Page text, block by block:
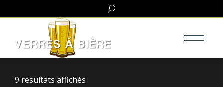
Search:
9 résultats affichés